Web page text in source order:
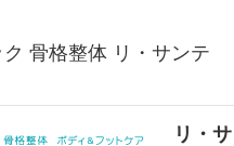
骨格整体 リ・サンテ
リ・